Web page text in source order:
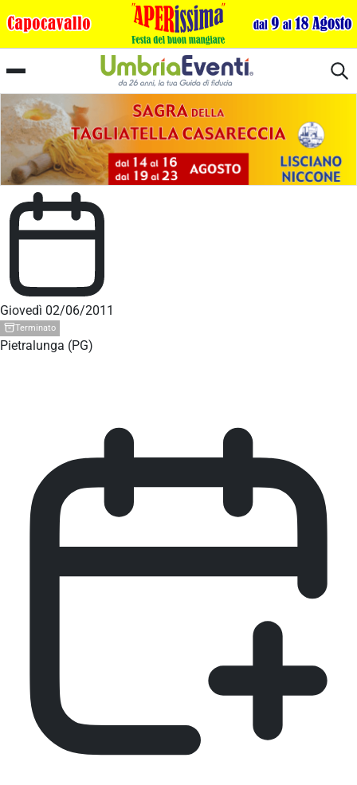
Festa di San Crescenziano
Giovedì 02/06/2011
Terminato
Pietralunga (PG)